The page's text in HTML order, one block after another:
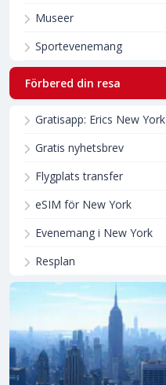
Museer
Sportevenemang
Förbered din resa
Gratisapp: Erics New York
Gratis nyhetsbrev
Flygplats transfer
eSIM för New York
Evenemang i New York
Resplan